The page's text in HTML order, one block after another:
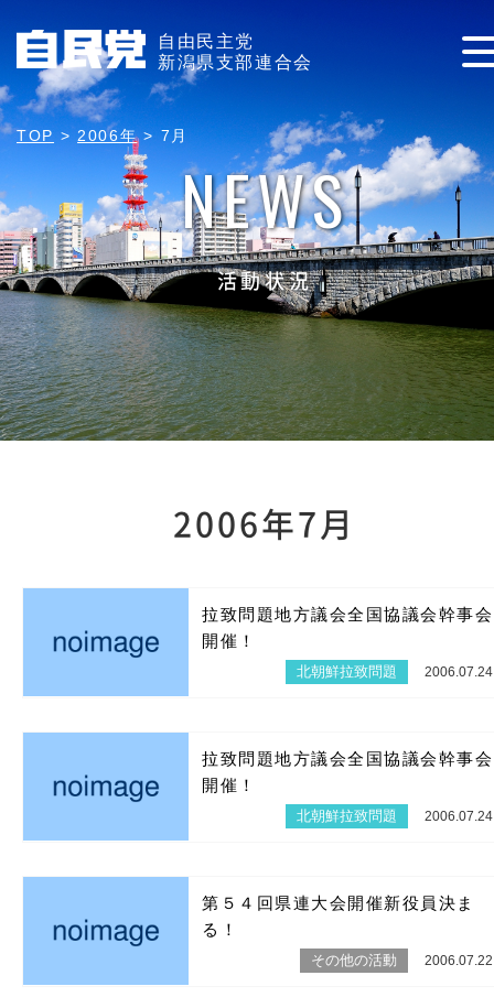
自由民主党
新潟県支部連合会
TOP > 2006年> 7月
NEWS
活動状況
2006年7月
拉致問題地方議会全国協議会幹事会
開催！
北朝鮮拉致問題 2006.07.24
拉致問題地方議会全国協議会幹事会
開催！
北朝鮮拉致問題 2006.07.24
第５４回県連大会開催新役員決ま
る！
その他の活動 2006.07.22